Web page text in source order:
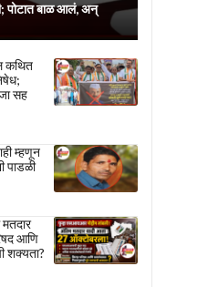
पोटात बाळ आलं, अन्
कथित
सह
म्हणून
पाडळी
आणि
शक्यता?